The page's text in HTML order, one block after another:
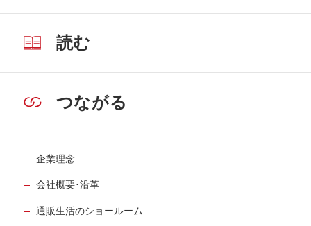
読む
つながる
企業理念
会社概要･沿革
通販生活のショールーム